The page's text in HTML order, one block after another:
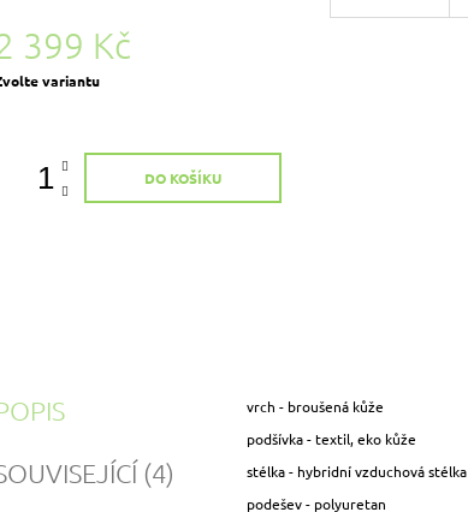
399 Kč
variantu
DO KOŠÍKU
(4)
vrch - broušená kůže
podšívka - textil, eko kůže
stélka - hybridní vzduchová stélka
podešev - polyuretan